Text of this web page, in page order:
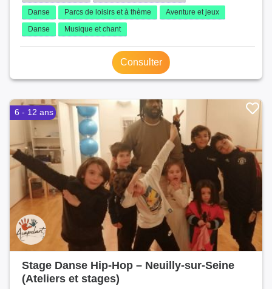
Danse
Parcs de loisirs et à thème
Aventure et jeux
Danse
Musique et chant
Consulter
6 - 12 ans
Stage Danse Hip-Hop – Neuilly-sur-Seine
(Ateliers et stages)